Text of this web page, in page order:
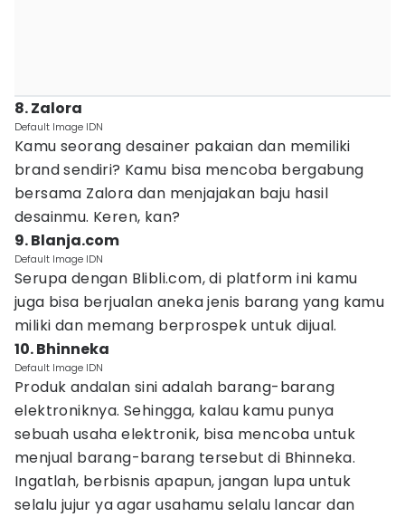
8. Zalora
Default Image IDN
Kamu seorang desainer pakaian dan memiliki
brand sendiri? Kamu bisa mencoba bergabung
bersama Zalora dan menjajakan baju hasil
desainmu. Keren, kan?
9. Blanja.com
Default Image IDN
Serupa dengan Blibli.com, di platform ini kamu
juga bisa berjualan aneka jenis barang yang kamu
miliki dan memang berprospek untuk dijual.
10. Bhinneka
Default Image IDN
Produk andalan sini adalah barang-barang
elektroniknya. Sehingga, kalau kamu punya
sebuah usaha elektronik, bisa mencoba untuk
menjual barang-barang tersebut di Bhinneka.
Ingatlah, berbisnis apapun, jangan lupa untuk
selalu jujur ya agar usahamu selalu lancar dan